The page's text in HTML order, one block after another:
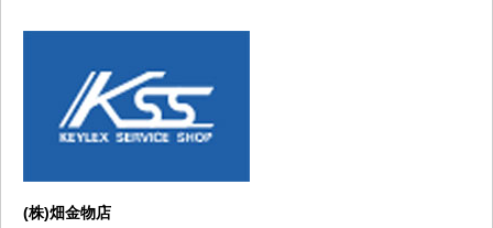
(株)畑金物店